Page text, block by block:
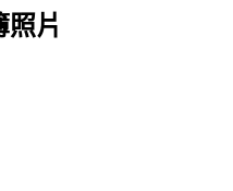
照片